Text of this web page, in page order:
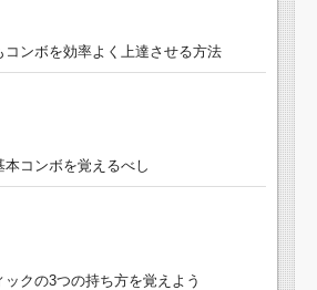
コンボを効率よく上達させる方法
コンボを覚えるべし
クの3つの持ち方を覚えよう